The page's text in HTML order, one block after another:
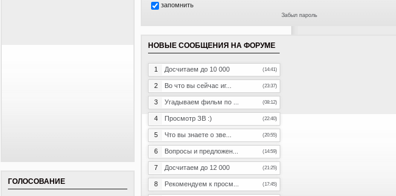
ГОЛОСОВАНИЕ
запомнить
Забыл пароль
НОВЫЕ СООБЩЕНИЯ НА ФОРУМЕ
1 Досчитаем до 10 000 (14:41)
2 Во что вы сейчас иг... (23:37)
3 Угадываем фильм по ... (08:12)
4 Просмотр ЗВ :) (22:40)
5 Что вы знаете о зве... (20:55)
6 Вопросы и предложен... (14:59)
7 Досчитаем до 12 000 (21:25)
8 Рекомендуем к просм... (17:45)